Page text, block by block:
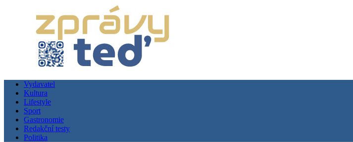
Vydavatel
Kultura
Lifestyle
Sport
Gastronomie
Redakční testy
Politika